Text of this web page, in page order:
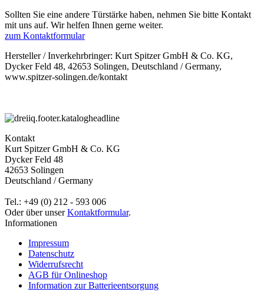
Sollten Sie eine andere Türstärke haben, nehmen Sie bitte Kontakt
mit uns auf. Wir helfen Ihnen gerne weiter.
zum Kontaktformular
Hersteller / Inverkehrbringer: Kurt Spitzer GmbH & Co. KG,
Dycker Feld 48, 42653 Solingen, Deutschland / Germany,
www.spitzer-solingen.de/kontakt
Kontakt
Kurt Spitzer GmbH & Co. KG
Dycker Feld 48
42653 Solingen
Deutschland / Germany
Tel.: +49 (0) 212 - 593 006
Oder über unserKontaktformular.
Informationen
Impressum
Datenschutz
Widerrufsrecht
AGB für Onlineshop
Information zur Batterieentsorgung